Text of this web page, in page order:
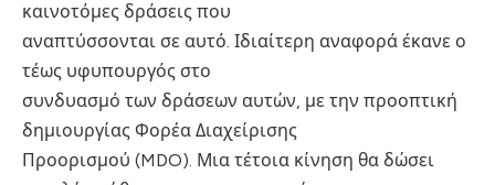
καινοτόμες δράσεις που
αναπτύσσονται σε αυτό. Ιδιαίτερη αναφορά έκανε ο
τέως υφυπουργός στο
συνδυασμό των δράσεων αυτών, με την προοπτική
δημιουργίας Φορέα Διαχείρισης
Προορισμού (MDO). Μια τέτοια κίνηση θα δώσει